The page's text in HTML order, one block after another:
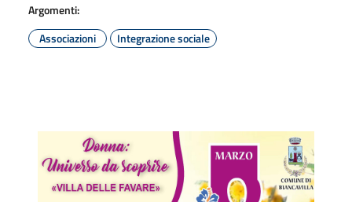
Argomenti:
Associazioni
Integrazione sociale